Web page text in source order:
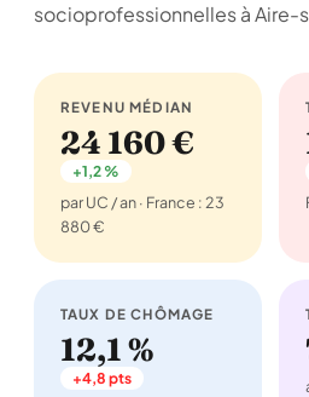
socioprofessionnelles à Aire-
REVENU MÉDIAN
24 160 €
+1,2 %
par UC / an · France : 23
880 €
TAUX DE CHÔMAGE
12,1 %
+4,8 pts